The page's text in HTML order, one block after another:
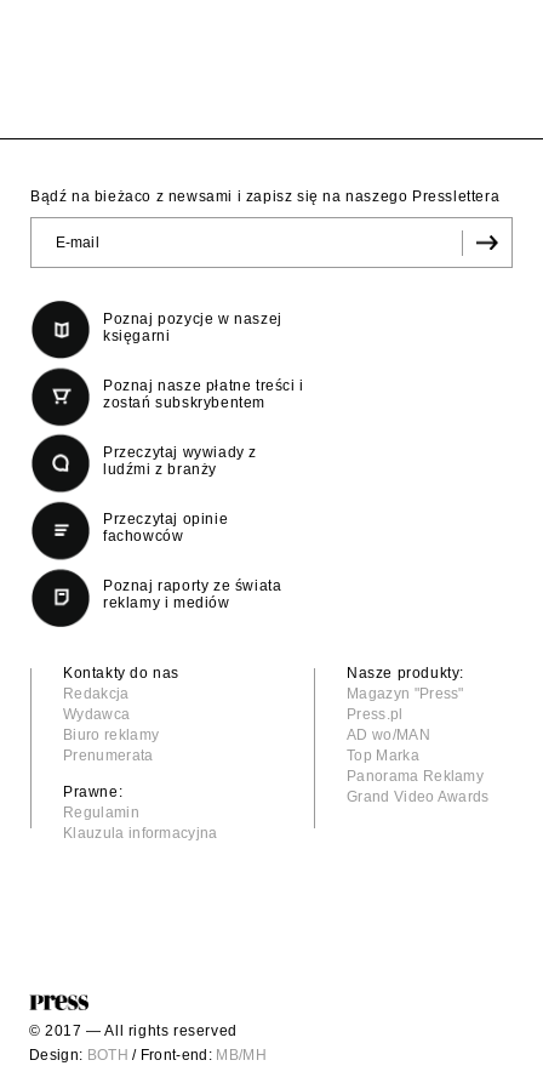
Bądź na bieżaco z newsami i zapisz się na naszego Presslettera
Poznaj pozycje w naszej
księgarni
Poznaj nasze płatne treści i
zostań subskrybentem
Przeczytaj wywiady z
ludźmi z branży
Przeczytaj opinie
fachowców
Poznaj raporty ze świata
reklamy i mediów
Kontakty do nas
Redakcja
Wydawca
Biuro reklamy
Prenumerata
Prawne:
Regulamin
Klauzula informacyjna
Nasze produkty:
Magazyn "Press"
Press.pl
AD wo/MAN
Top Marka
Panorama Reklamy
Grand Video Awards
Design: BOTH / Front-end: MB/MH
© 2017 — All rights reserved